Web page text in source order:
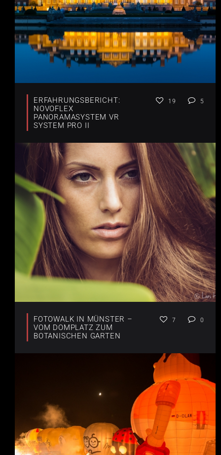
ERFAHRUNGSBERICHT:
NOVOFLEX
PANORAMASYSTEM VR
SYSTEM PRO II
19 5
FOTOWALK IN MÜNSTER –
VOM DOMPLATZ ZUM
BOTANISCHEN GARTEN
7 0